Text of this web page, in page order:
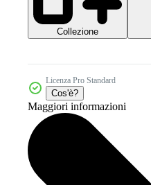
Collezione
Licenza Pro Standard
Cos'è?
Maggiori informazioni